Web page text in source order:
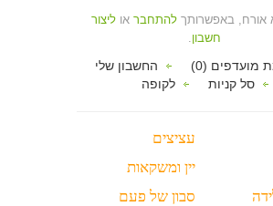
אורח, באפשרותךלהתחבר אוליצור
חשבון.
מועדפים (0)
החשבון שלי
סל קניות
לקופה
עציצים
יין ומשקאות
סבון של פעם